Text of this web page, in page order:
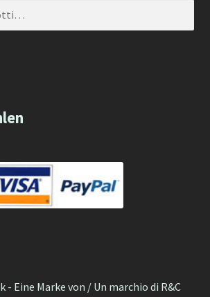
Eine Marke von / Un marchio di R&C